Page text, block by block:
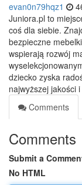
evan0n79hqz1
Juniora.pl to
coś dla siebie.
bezpieczne
wspierają rozwój
dziecko zyska
najwyższej jakości
Comments
Comments
Submit a
No HTML